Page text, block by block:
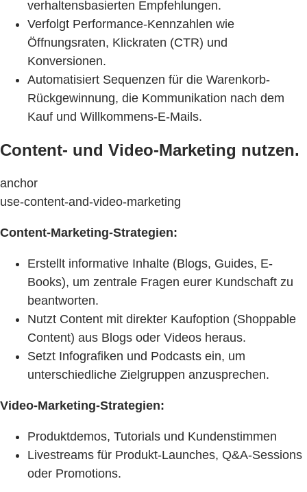
verhaltensbasierten Empfehlungen.
Verfolgt Performance-Kennzahlen wie
Öffnungsraten, Klickraten (CTR) und
Konversionen.
Automatisiert Sequenzen für die Warenkorb-
Rückgewinnung, die Kommunikation nach dem
Kauf und Willkommens-E-Mails.
Content- und Video-Marketing nutzen.
anchor
use-content-and-video-marketing
Content-Marketing-Strategien:
Erstellt informative Inhalte (Blogs, Guides, E-
Books), um zentrale Fragen eurer Kundschaft zu
beantworten.
Nutzt Content mit direkter Kaufoption (Shoppable
Content) aus Blogs oder Videos heraus.
Setzt Infografiken und Podcasts ein, um
unterschiedliche Zielgruppen anzusprechen.
Video-Marketing-Strategien:
Produktdemos, Tutorials und Kundenstimmen
Livestreams für Produkt-Launches, Q&A-Sessions
oder Promotions.